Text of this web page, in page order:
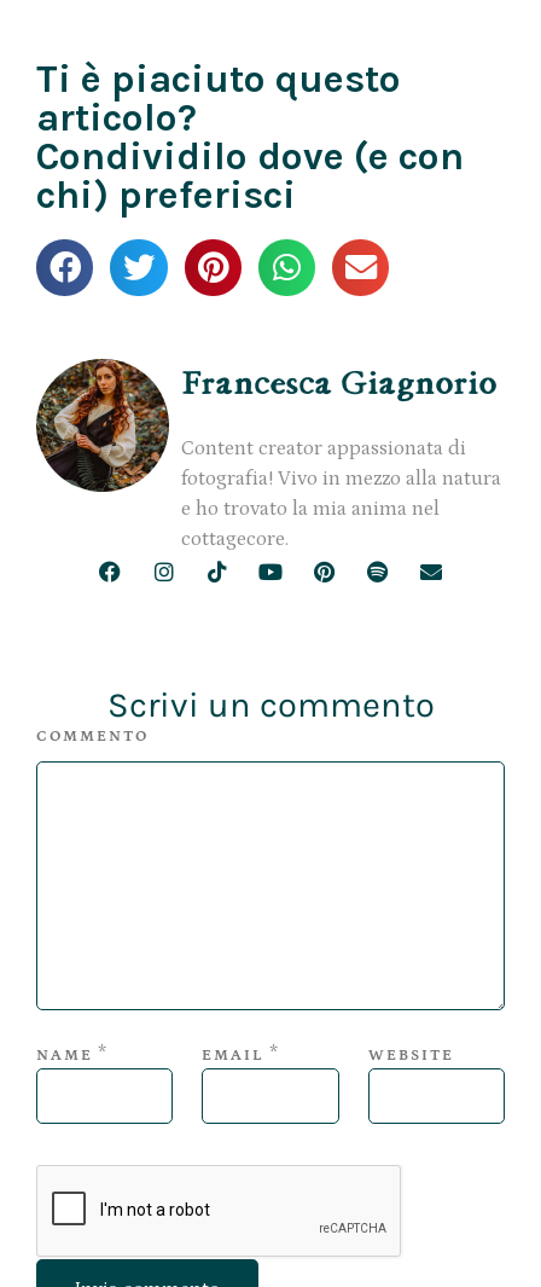
Ti è piaciuto questo
articolo?
Condividilo dove (e con
chi) preferisci
Francesca Giagnorio
Content creator appassionata di
fotografia! Vivo in mezzo alla natura
e ho trovato la mia anima nel
cottagecore.
Scrivi un commento
COMMENTO
NAME * EMAIL * WEBSITE